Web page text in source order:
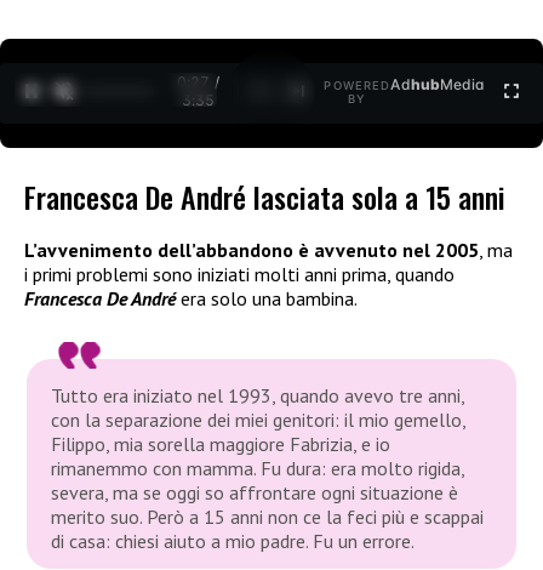
0:27 /
3:35
POWERED
BY
AdhubMedia
Francesca De André lasciata sola a 15 anni
L’avvenimento dell’abbandono è avvenuto nel 2005, ma
i primi problemi sono iniziati molti anni prima, quando
Francesca De Andréera solo una bambina.
Tutto era iniziato nel 1993, quando avevo tre anni,
con la separazione dei miei genitori: il mio gemello,
Filippo, mia sorella maggiore Fabrizia, e io
rimanemmo con mamma. Fu dura: era molto rigida,
severa, ma se oggi so affrontare ogni situazione è
merito suo. Però a 15 anni non ce la feci più e scappai
di casa: chiesi aiuto a mio padre. Fu un errore.